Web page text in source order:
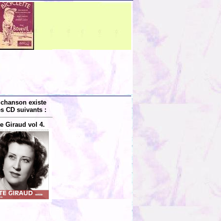
existe
CD suivants :
Giraud vol 4.